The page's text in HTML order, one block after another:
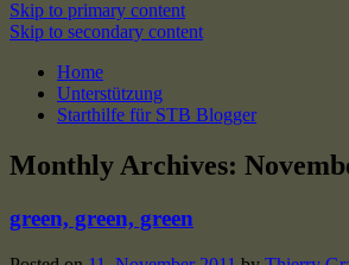
Skip to primary content
Skip to secondary content
Home
Unterstützung
Starthilfe für STB Blogger
Monthly Archives:
green, green, green